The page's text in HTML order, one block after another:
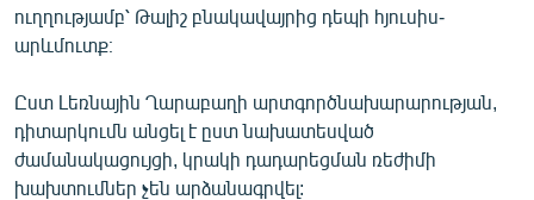
ՏԵՍԱՆՅՈՒԹԵՐ
ԲԱՆԱՎԵՃ
ՁԳՏԵԼՈՎ ԼԱՎԱԳՈՒՅՆԻՆ
ՓՈԴՔԱՍԹ
ուղղությամբ՝ Թալիշ բնակավայրից դեպի հյուսիս-
արևմուտք։
Ըստ Լեռնային Ղարաբաղի արտգործնախարարության,
դիտարկումն անցել է ըստ նախատեսված
ժամանակացույցի, կրակի դադարեցման ռեժիմի
խախտումներ չեն արձանագրվել: